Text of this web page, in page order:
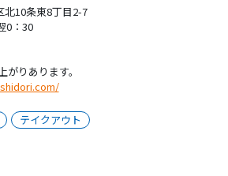
北10条東8丁目2-7
0：30
りあります。
テイクアウト